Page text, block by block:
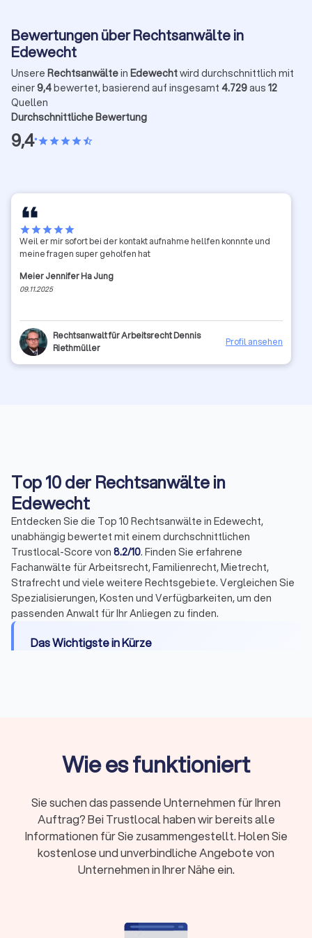
Bewertungen über Rechtsanwälte in
Edewecht
Unsere Rechtsanwältein Edewechtwird durchschnittlich mit
einer9,4bewertet, basierend auf insgesamt 4.729aus 12
Quellen
Durchschnittliche Bewertung
9,4•starstarstarstarstar_half
starstarstarstarstar
Weil er mir sofort bei der kontakt aufnahme hellfen konnnte und
meine fragen super geholfen hat
Meier Jennifer Ha Jung
09.11.2025
Rechtsanwalt für Arbeitsrecht Dennis
Riethmüller
Profil ansehen
Top 10 der Rechtsanwälte in
Edewecht
Entdecken Sie die Top 10 Rechtsanwälte in Edewecht,
unabhängig bewertet mit einem durchschnittlichen
Trustlocal-Score von 8.2/10. Finden Sie erfahrene
Fachanwälte für Arbeitsrecht, Familienrecht, Mietrecht,
Strafrecht und viele weitere Rechtsgebiete. Vergleichen Sie
Spezialisierungen, Kosten und Verfügbarkeiten, um den
passenden Anwalt für Ihr Anliegen zu finden.
Das Wichtigste in Kürze
kostenlos
nachgewiesene Expertise durch Fortbildungen
Kosten:RVG-Gebühren, Stundensätze (180-350
Euro) oder Pauschalpreise je nach Fall
Rechtsschutz:Prüfen Sie Versicherungsschutz
oder Prozesskostenhilfe bei geringem
Wie es funktioniert
Sie suchen das passende Unternehmen für Ihren
Auftrag? Bei Trustlocal haben wir bereits alle
Informationen für Sie zusammengestellt. Holen Sie
kostenlose und unverbindliche Angebote von
Unternehmen in Ihrer Nähe ein.